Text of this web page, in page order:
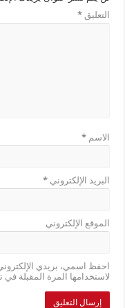
التعليق*
الاسم*
البريد الإلكتروني*
الموقع الإلكتروني
احفظ اسمي، بريدي
لاستخدامها المرة المقبلة في